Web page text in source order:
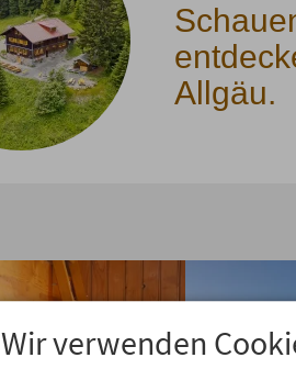
Allgäu.
Wir verwenden